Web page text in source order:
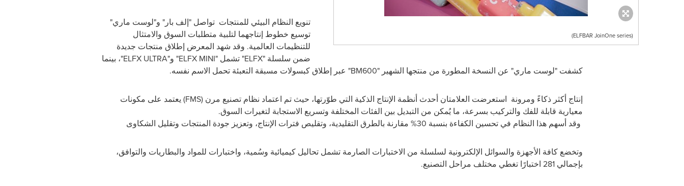
(ELFBAR JoinOne series)
تنويع النظام البيئي للمنتجات تواصل "إلف بار" و"لوست ماري"
توسيع خطوط إنتاجهما لتلبية متطلبات السوق والامتثال
للتنظيمات العالمية. وقد شهد المعرض إطلاق منتجات جديدة
ضمن سلسلة "ELFX" تشمل "ELFX MINI" و"ELFX ULTRA"،
بينما
كشفت "لوست ماري" عن النسخة المطورة من منتجها الشهير "BM600" عبر إطلاق كبسولات مسبقة التعبئة تحمل الاسم نفسه.
إنتاج أكثر ذكاءً ومرونة استعرضت العلامتان أحدث أنظمة الإنتاج الذكية التي طوّرتها، حيث تم اعتماد نظام تصنيع مرن (FMS)
يعتمد على مكونات
معيارية قابلة للفك والتركيب بسرعة، ما يُمكن من التبديل بين الفئات المختلفة وتسريع الاستجابة لتغيرات السوق.
وقد أسهم هذا النظام في تحسين الكفاءة بنسبة 30% مقارنة بالطرق التقليدية، وتقليص فترات الإنتاج، وتعزيز جودة المنتجات وتقليل الشكاوى
وتخضع كافة الأجهزة والسوائل الإلكترونية لسلسلة من الاختبارات الصارمة تشمل تحاليل كيميائية وسُمية، واختبارات للمواد والبطاريات والتوافق،
بإجمالي 281 اختبارًا تغطي مختلف مراحل التصنيع
.